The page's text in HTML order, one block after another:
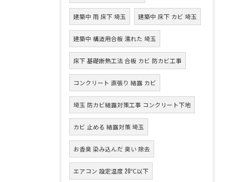
建築中 雨 床下 埼玉 建築中 床下 カビ 埼玉
建築中 構造用合板 濡れた 埼玉
床下 基礎断熱工法 合板 カビ 防カビ工事
コンクリート 直張り 結露 カビ
埼玉 防カビ結露対策工事 コンクリート下地
カビ 止める 結露対策 埼玉
お香臭 染み込んだ 臭い 除去
エアコン 設定温度 20℃以下